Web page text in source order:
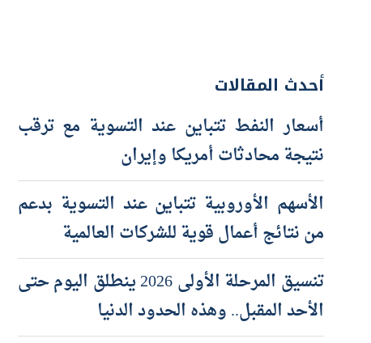
أحدث المقالات
أسعار النفط تتباين عند التسوية مع ترقب
نتيجة محادثات أمريكا وإيران
الأسهم الأوروبية تتباين عند التسوية بدعم
من نتائج أعمال قوية للشركات العالمية
تنسيق المرحلة الأولى 2026 ينطلق اليوم حتى
الأحد المقبل.. وهذه الحدود الدنيا